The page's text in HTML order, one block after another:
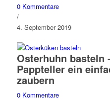
0 Kommentare
/
4. September 2019
Osterhuhn basteln
Pappteller ein
zaubern
0 Kommentare